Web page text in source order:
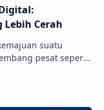
Lebih Cerah
suatu
pesat seperti